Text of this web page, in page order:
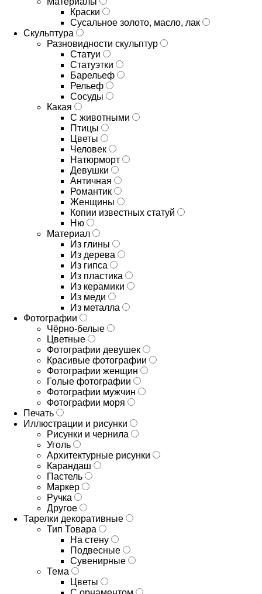
Краски
Сусальное золото, масло, лак
Скульптура
Разновидности скульптур
Статуи
Статуэтки
Барельеф
Рельеф
Сосуды
Какая
С животными
Птицы
Цветы
Человек
Натюрморт
Девушки
Античная
Романтик
Женщины
Копии известных статуй
Ню
Материал
Из глины
Из дерева
Из гипса
Из пластика
Из керамики
Из меди
Из металла
Фотографии
Чёрно-белые
Цветные
Фотографии девушек
Красивые фотографии
Фотографии женщин
Голые фотографии
Фотографии мужчин
Фотографии моря
Печать
Иллюстрации и рисунки
Рисунки и чернила
Уголь
Архитектурные рисунки
Карандаш
Пастель
Маркер
Ручка
Другое
Тарелки декоративные
Тип Товара
На стену
Подвесные
Сувенирные
Тема
Цветы